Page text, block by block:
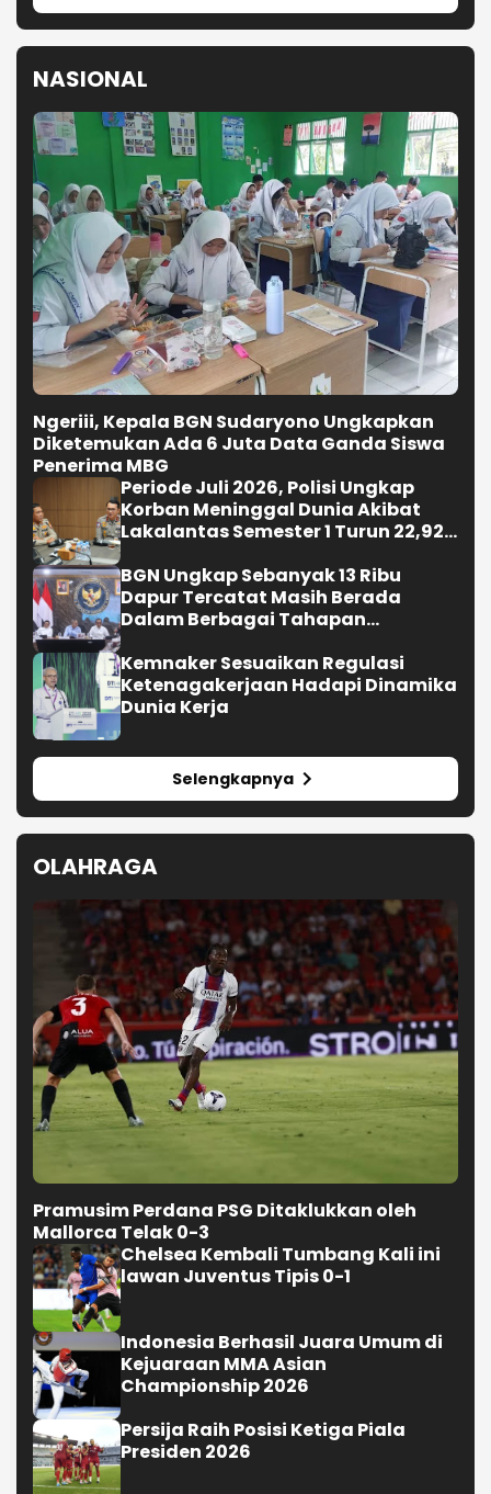
Batu Kapur di Cipatat
Izin, Videotron di Jalan R.E.
KDM Targetkan Bongkar dan Tata
Teras Cihampelas Beres Oktober
2026
Selengkapnya
NASIONAL
Ngeriii, Kepala BGN Sudaryono Ungkapkan
Diketemukan Ada 6 Juta Data Ganda Siswa
Penerima MBG
Periode Juli 2026, Polisi Ungkap
Korban Meninggal Dunia Akibat
Lakalantas Semester 1 Turun 22,92
Persen
Dapur Tercatat Masih Berada
Verifikasi dan Belum Seluruhnya
Siap Beroperasi
Kemnaker Sesuaikan Regulasi
Ketenagakerjaan Hadapi Dinamika
Dunia Kerja
Selengkapnya
OLAHRAGA
Pramusim Perdana PSG Ditaklukkan oleh